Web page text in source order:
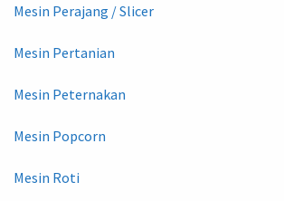
Mesin Perajang / Slicer
Mesin Pertanian
Mesin Peternakan
Mesin Popcorn
Mesin Roti